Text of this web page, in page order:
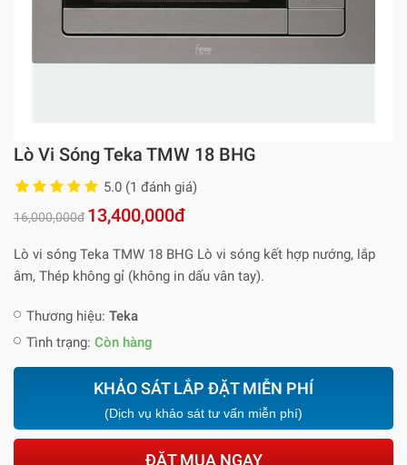
Lò Vi Sóng Teka TMW 18 BHG
5.0 (1 đánh giá)
16,000,000đ 13,400,000đ
Lò vi sóng Teka TMW 18 BHG Lò vi sóng kết hợp nướng, lắp
âm, Thép không gỉ (không in dấu vân tay).
Thương hiệu: Teka
Tình trạng: Còn hàng
KHẢO SÁT LẮP ĐẶT MIỄN PHÍ
(Dịch vụ khảo sát tư vấn miễn phí)
ĐẶT MUA NGAY